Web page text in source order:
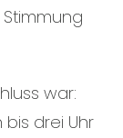
war:
drei Uhr